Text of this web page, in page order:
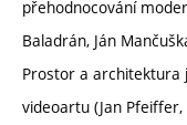
přehodnocování
Baladrán, Ján
Prostor a architektura
videoartu (Jan Pfeiffer,